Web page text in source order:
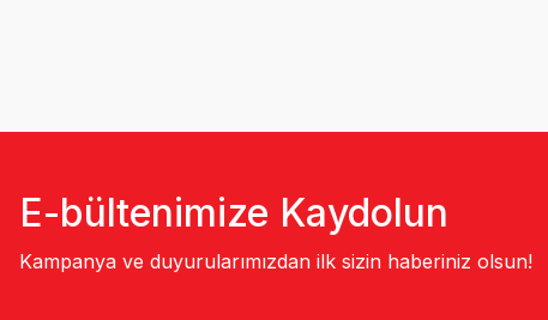
E-bültenimize Kaydolun
Kampanya ve duyurularımızdan ilk sizin haberiniz olsun!